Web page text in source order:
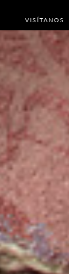
VISÍTANOS